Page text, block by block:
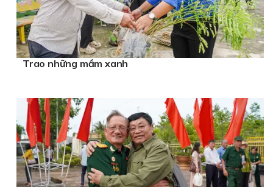
Trao những mầm xanh